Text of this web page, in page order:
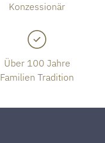
Konzessionär
Über 100 Jahre
Familien Tradition